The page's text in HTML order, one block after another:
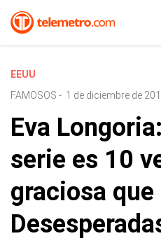
EEUU
FAMOSOS - 1 de diciembre de
Eva
serie es 10
graciosa